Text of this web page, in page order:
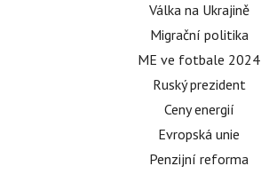
Válka na Ukrajině
Migrační politika
ME ve fotbale 2024
Ruský prezident
Ceny energií
Evropská unie
Penzijní reforma